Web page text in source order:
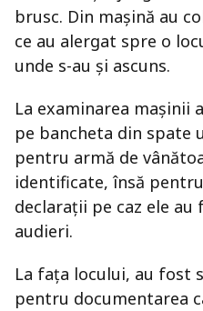
brusc. Din mașină au
ce au alergat spre o
unde s-au și ascuns.
La examinarea mașinii
pe bancheta din spate
pentru armă de
identificate, însă
declarații pe caz ele
audieri.
La fața locului, au fost
pentru documentarea